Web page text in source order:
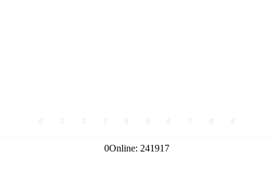
0 1 2 3 4 5 6 7 8 9
0Online: 241917